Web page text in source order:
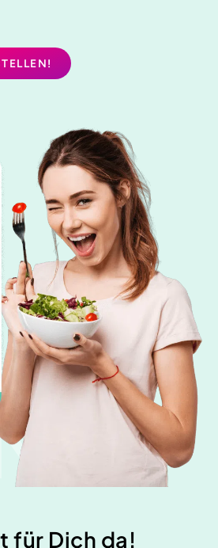
für Dich da!